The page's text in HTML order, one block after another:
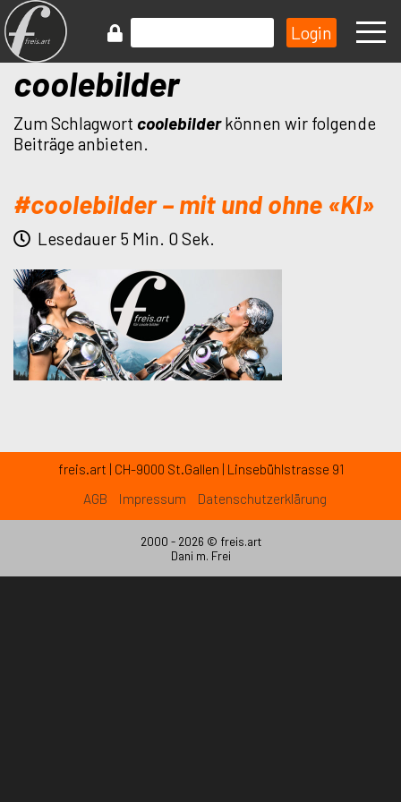
coolebilder
Zum Schlagwort coolebilderkönnen wir folgende
Beiträge anbieten.
#coolebilder – mit und ohne «KI»
Lesedauer 5 Min. 0 Sek.
freis.art | CH-9000 St.Gallen | Linsebühlstrasse 91
AGB
Impressum Datenschutzerklärung
2000 - 2026 © freis.art
Dani m. Frei